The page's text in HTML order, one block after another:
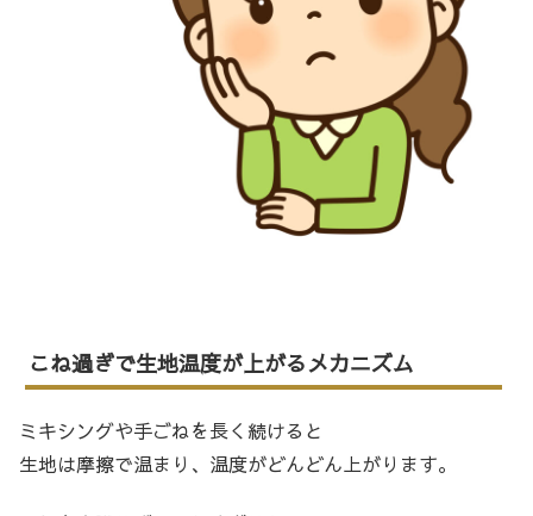
こね過ぎで生地温度が上がるメカニズム
ミキシングや手ごねを長く続けると
生地は摩擦で温まり、温度がどんどん上がります。